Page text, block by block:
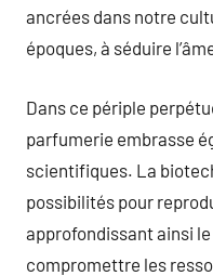
ancrées dans notre
époques, à séduire
Dans ce périple
parfumerie embrasse
scientifiques. La
possibilités pour
approfondissant ainsi
compromettre les